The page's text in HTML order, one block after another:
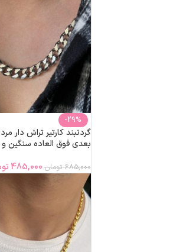
-29%
گردنبند کارتیر تراش دار
بعدی فوق العاده سنگین
685,000 تومان485,000